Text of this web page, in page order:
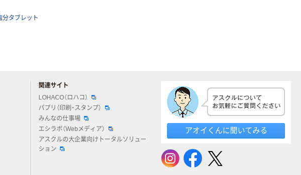
分タブレット
関連サイト
LOHACO（ロハコ）
パプリ（印刷・スタンプ）
みんなの仕事場
エシラボ（Webメディア）
アスクルの大企業向けトータルソリュー
ション
アオイくんに聞いてみる